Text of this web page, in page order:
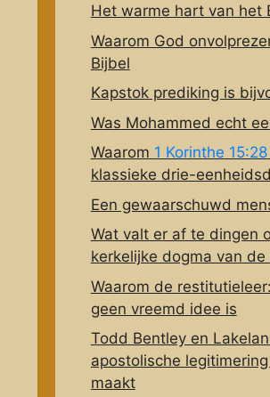
Het warme hart van het
Waarom God
Bijbel
Kapstok prediking is
Was Mohammed echt
Waarom 1 Korinthe 15:28
klassieke drie-
Een gewaarschuwd
Wat valt er af te dingen
kerkelijke dogma van
Waarom de restitutieleer:
geen vreemd idee is
Todd Bentley en
apostolische
maakt